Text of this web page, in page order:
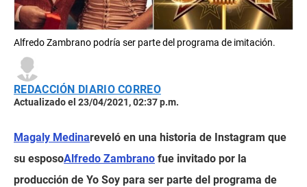
Alfredo Zambrano podría ser parte del programa de imitación.
REDACCIÓN DIARIO CORREO
Actualizado el 23/04/2021, 02:37 p.m.
Magaly Medinareveló en una historia de Instagram que
su esposoAlfredo Zambrano fue invitado por la
producción de Yo Soy para ser parte del programa de